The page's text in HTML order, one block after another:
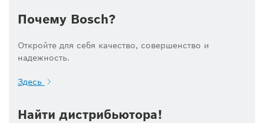
Почему Bosch?
Откройте для себя качество, совершенство и
надежность.
Здесь
Найти дистрибьютора!